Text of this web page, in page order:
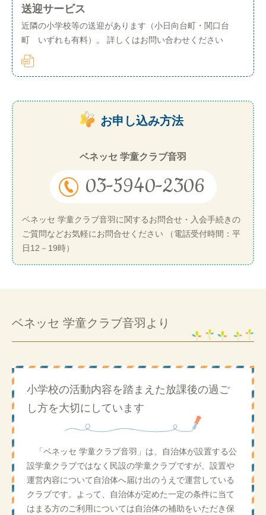
送迎サービス
近隣の小学校等の送迎があります（小日向台町・関口台
町 いずれも有料）。 詳しくはお問い合わせください
お申し込み方法
ベネッセ 学童クラブ音羽
03-5940-2306
ベネッセ 学童クラブ音羽に関するお問合せ・入会手続きの
ご質問などお気軽にお問合せください （電話受付時間：平
日12－19時）
ベネッセ 学童クラブ音羽より
小学校の活動内容を踏まえた放課後の過ご
し方を大切にしています
「ベネッセ 学童クラブ音羽」は、自治体が設置する公
設学童クラブではなく民設の学童クラブですが、設置や
運営内容について自治体へ届け出のうえで運営している
クラブです。よって、自治体が定めた一定の条件に当て
はまる方のご利用については自治体の補助をいただき保